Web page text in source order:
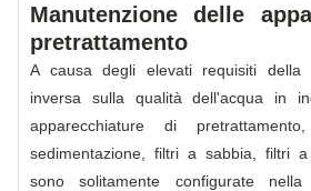
Manutenzione delle
pretrattamento
A causa degli elevati requisiti della
inversa sulla qualità dell'acqua in
apparecchiature di
sedimentazione, filtri a sabbia, filtri a
sono solitamente configurate